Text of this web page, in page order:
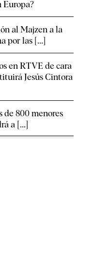
Europa?
al Majzen a la
por las [...]
en RTVE de cara
Jesús Cintora
de 800 menores
a [...]